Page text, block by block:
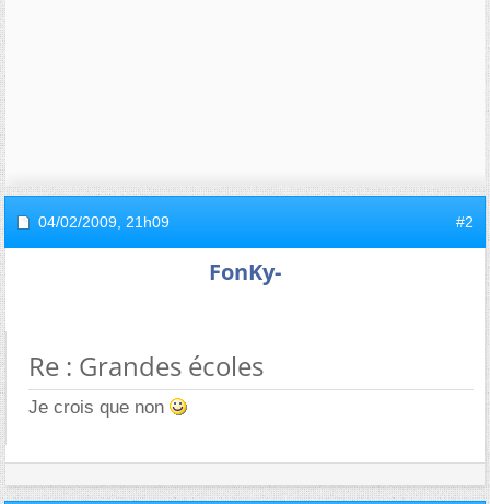
04/02/2009, 21h09 #2
FonKy-
Re : Grandes écoles
Je crois que non